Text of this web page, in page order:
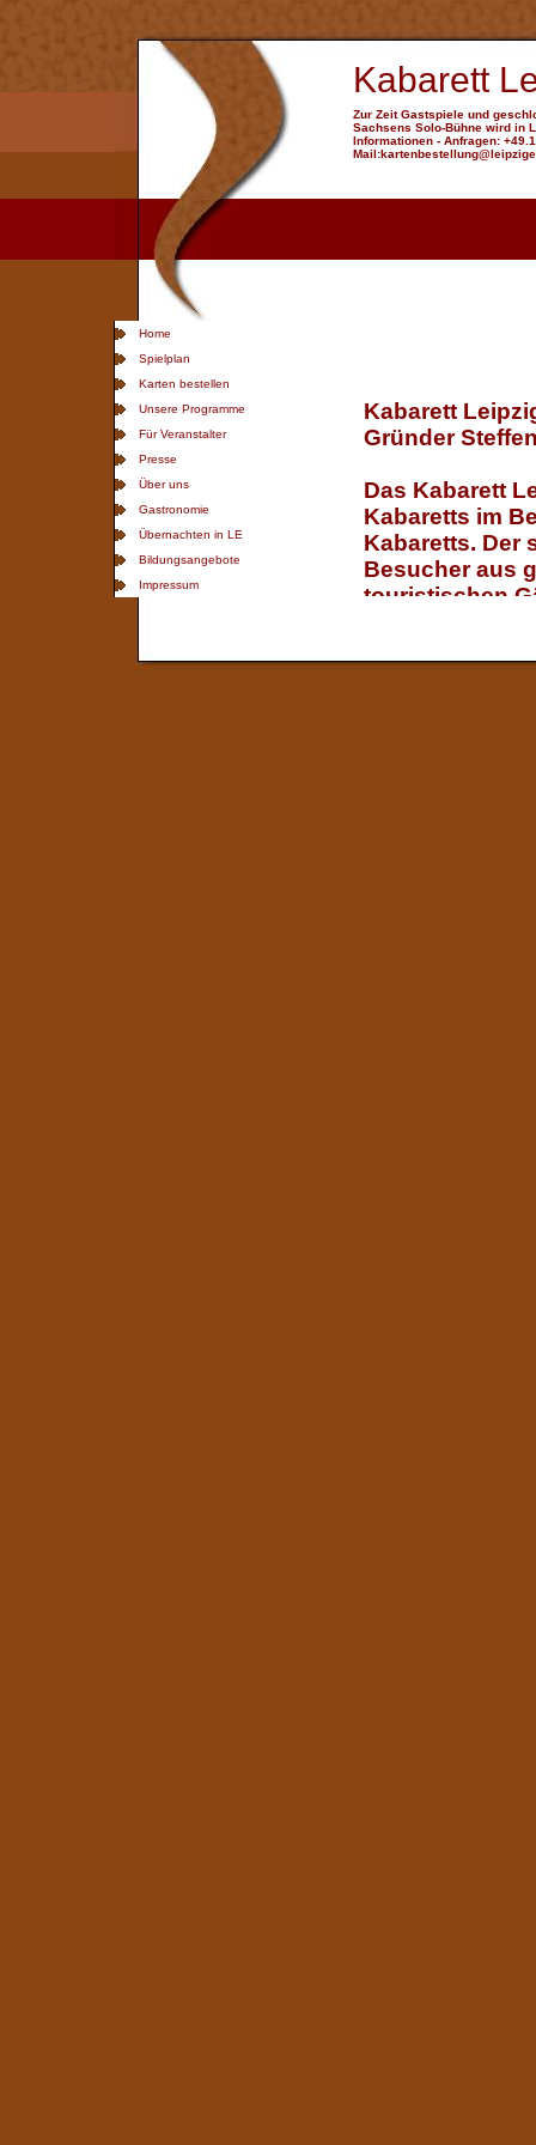
Kabarett
Zur Zeit Gastspiele und
Sachsens Solo-Bühne wird in
Informationen - Anfragen:
Home
Spielplan
Karten bestellen
Unsere Programme
Für Veranstalter
Presse
Über uns
Gastronomie
Übernachten in LE
Bildungsangebote
Impressum